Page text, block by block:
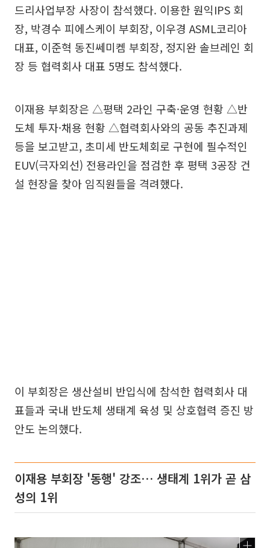
드리사업부장 사장이 참석했다. 이용한 원익IPS 회
장, 박경수 피에스케이 부회장, 이우경 ASML코리아
대표, 이준혁 동진쎄미켐 부회장, 정지완 솔브레인 회
장 등 협력회사 대표 5명도 참석했다.
이재용 부회장은 △평택 2라인 구축·운영 현황 △반
도체 투자·채용 현황 △협력회사와의 공동 추진과제
등을 보고받고, 초미세 반도체회로 구현에 필수적인
EUV(극자외선) 전용라인을 점검한 후 평택 3공장 건
설 현장을 찾아 임직원들을 격려했다.
이 부회장은 생산설비 반입식에 참석한 협력회사 대
표들과 국내 반도체 생태계 육성 및 상호협력 증진 방
안도 논의했다.
이재용 부회장 '동행' 강조… 생태계 1위가 곧 삼
성의 1위